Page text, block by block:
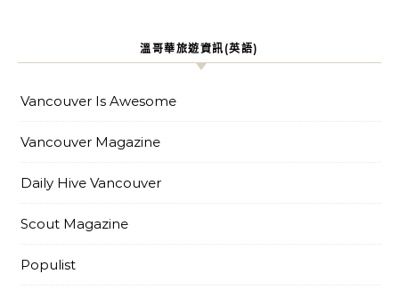
溫哥華旅遊資訊(英語)
Vancouver Is Awesome
Vancouver Magazine
Daily Hive Vancouver
Scout Magazine
Populist